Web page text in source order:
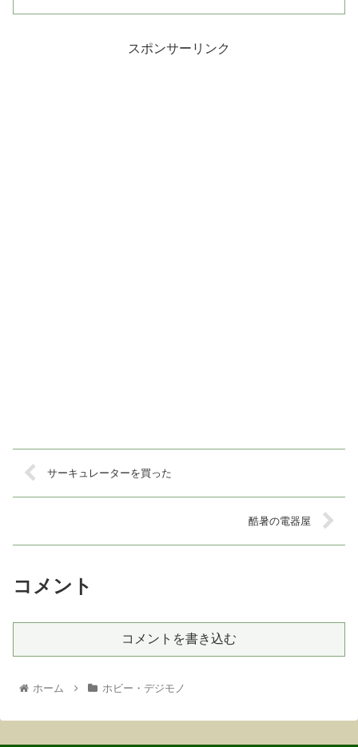
スポンサーリンク
サーキュレーターを買った
酷暑の電器屋
コメント
コメントを書き込む
ホーム ホビー・デジモノ